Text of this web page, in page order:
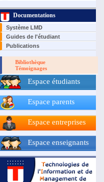
Documentations
Système LMD
Guides de l'étudiant
Publications
Bibliothèque
Témoignages
Espace étudiants
Espace parents
Espace entreprises
Espace enseignants